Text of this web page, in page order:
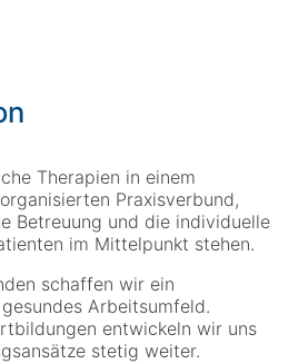
Therapien in einem
Praxisverbund,
Betreuung und die individuelle
im Mittelpunkt stehen.
schaffen wir ein
Arbeitsumfeld.
entwickeln wir uns
stetig weiter.